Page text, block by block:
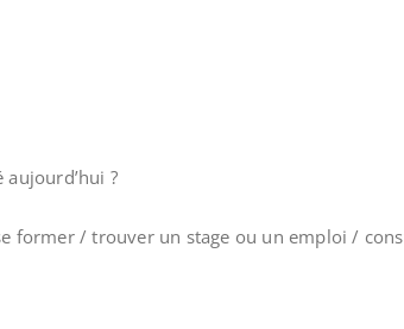
?
former / trouver un stage ou un emploi /